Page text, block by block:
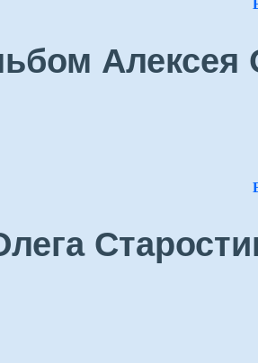
Алексея